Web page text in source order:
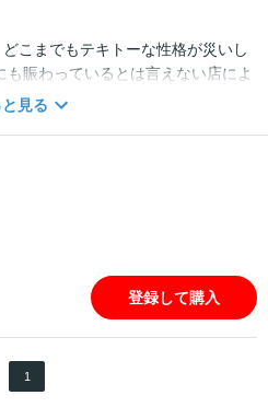
こまでもテキトーな性格が災いし
賑わっているとは言えない店によ
誠治と晋が知り合ったのは、10年
に乗り換えよっかなァ」誠治が何
想いに火をつけて…！？ デビュー
のスピンオフカップルが織りな
差ラブ！ ◆収録内容◆ 「僕のおま
下ろし16P 電子限定描き下ろし
見る
登録して購入
1